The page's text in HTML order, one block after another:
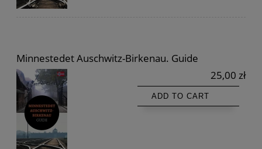
Minnestedet Auschwitz-Birkenau. Guide
25,00 zł
ADD TO CART